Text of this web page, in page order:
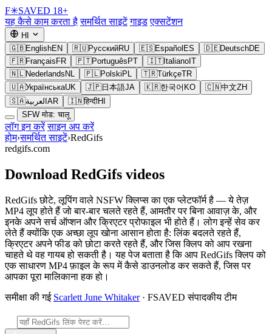
F✳SAVED 18+
यह कैसे काम करता है समर्थित साइटें गाइड एक्सटेंशन
HI
🇬🇧EnglishEN 🇷🇺РусскийRU 🇪🇸Español ES 🇩🇪DeutschDE
🇫🇷Français FR 🇵🇹Português PT 🇮🇹Italiano IT
🇳🇱Nederlands NL 🇵🇱Polski PL 🇹🇷TürkçeTR
🇺🇦УкраїнськаUK 🇯🇵日本語JA 🇰🇷한국어 KO 🇨🇳中文ZH
🇸🇦العربية AR 🇮🇳हिन्दीHI
SFW मोड: चालू
लॉग इन करें साइन अप करें
होम›समर्थित साइटें›RedGifs
redgifs.com
Download RedGifs videos
RedGifs छोटे, लूपिंग वाले NSFW क्लिप्स का एक प्लेटफॉर्म है — ये तेज़
MP4 लूप होते हैं जो बार-बार चलते रहते हैं, आमतौर पर बिना आवाज़ के, और
इनके अपने सर्च ऑप्शन और क्रिएटर प्रोफाइल भी होते हैं। लोग इन्हें सेव कर
लेते हैं क्योंकि एक अच्छा लूप खोना आसान होता है: लिंक बदलते रहते हैं,
क्रिएटर अपने फीड को छोटा करते रहते हैं, और जिस क्लिप को आप रखना
चाहते थे वह गायब हो सकती है। यह पेज बताता है कि आप RedGifs क्लिप को
एक साधारण MP4 फ़ाइल के रूप में कैसे डाउनलोड कर सकते हैं, जिस पर
आपका पूरा मालिकाना हक हो।
समीक्षा की गई Scarlett June Whitaker· FSAVED संपादकीय टीम